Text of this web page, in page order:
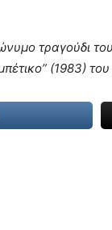
τραγούδι
(1983)